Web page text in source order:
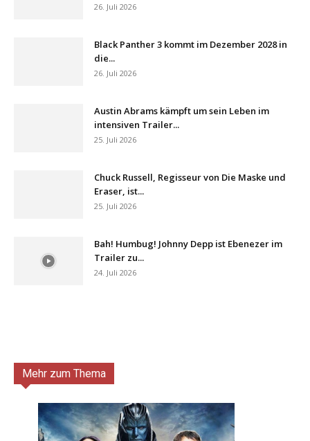
26. Juli 2026
Black Panther 3 kommt im Dezember 2028 in
die...
26. Juli 2026
Austin Abrams kämpft um sein Leben im
intensiven Trailer...
25. Juli 2026
Chuck Russell, Regisseur von Die Maske und
Eraser, ist...
25. Juli 2026
Bah! Humbug! Johnny Depp ist Ebenezer im
Trailer zu...
24. Juli 2026
Mehr zum Thema